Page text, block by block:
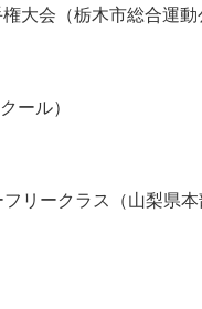
大会（栃木市総合運
ール）
リークラス（山梨県